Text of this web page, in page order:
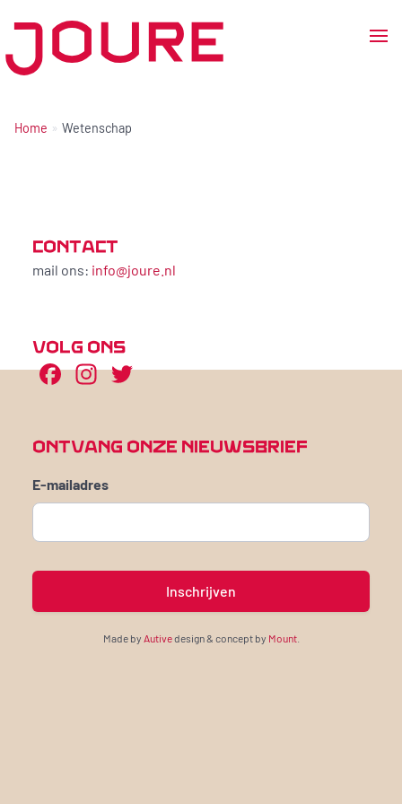
Ga
inhoud
Home Wetenschap
CONTACT
mail ons: info@joure.nl
VOLG ONS
Facebook
Instagram
Twitter
ONTVANG ONZE NIEUWSBRIEF
E-mailadres
Made by Autivedesign & concept by Mount.